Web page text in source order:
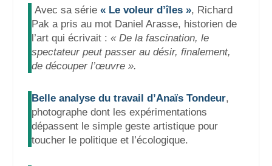
Avec sa série « Le voleur d’îles », Richard
Pak a pris au mot Daniel Arasse, historien de
l’art qui écrivait : « De la fascination, le
spectateur peut passer au désir, finalement,
de découper l’œuvre ».
Belle analyse du travail d’Anaïs Tondeur,
photographe dont les expérimentations
dépassent le simple geste artistique pour
toucher le politique et l’écologique.